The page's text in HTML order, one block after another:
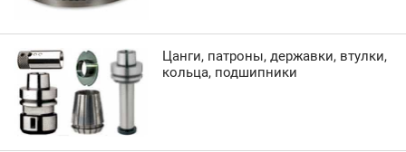
Цанги, патроны, державки, втулки,
кольца, подшипники